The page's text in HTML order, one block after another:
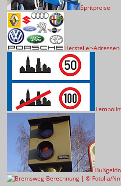
Spritpreise
Hersteller-Adressen